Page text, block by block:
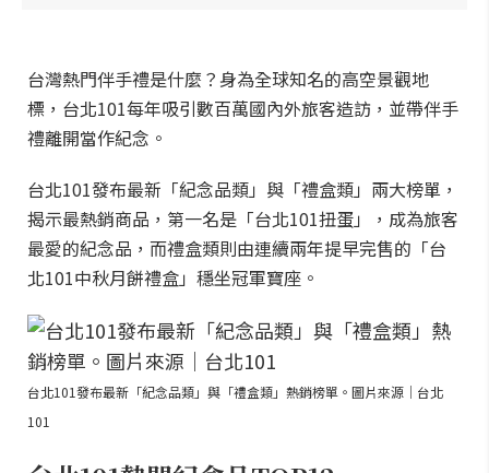
台灣熱門伴手禮是什麼？身為全球知名的高空景觀地
標，台北101每年吸引數百萬國內外旅客造訪，並帶伴手
禮離開當作紀念。
台北101發布最新「紀念品類」與「禮盒類」兩大榜單，
揭示最熱銷商品，第一名是「台北101扭蛋」，成為旅客
最愛的紀念品，而禮盒類則由連續兩年提早完售的「台
北101中秋月餅禮盒」穩坐冠軍寶座。
台北101發布最新「紀念品類」與「禮盒類」熱銷榜單。圖片來源｜台北
101